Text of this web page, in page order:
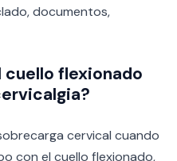
documentos,
cuello flexionado
cervical cuando
con el cuello flexionado,